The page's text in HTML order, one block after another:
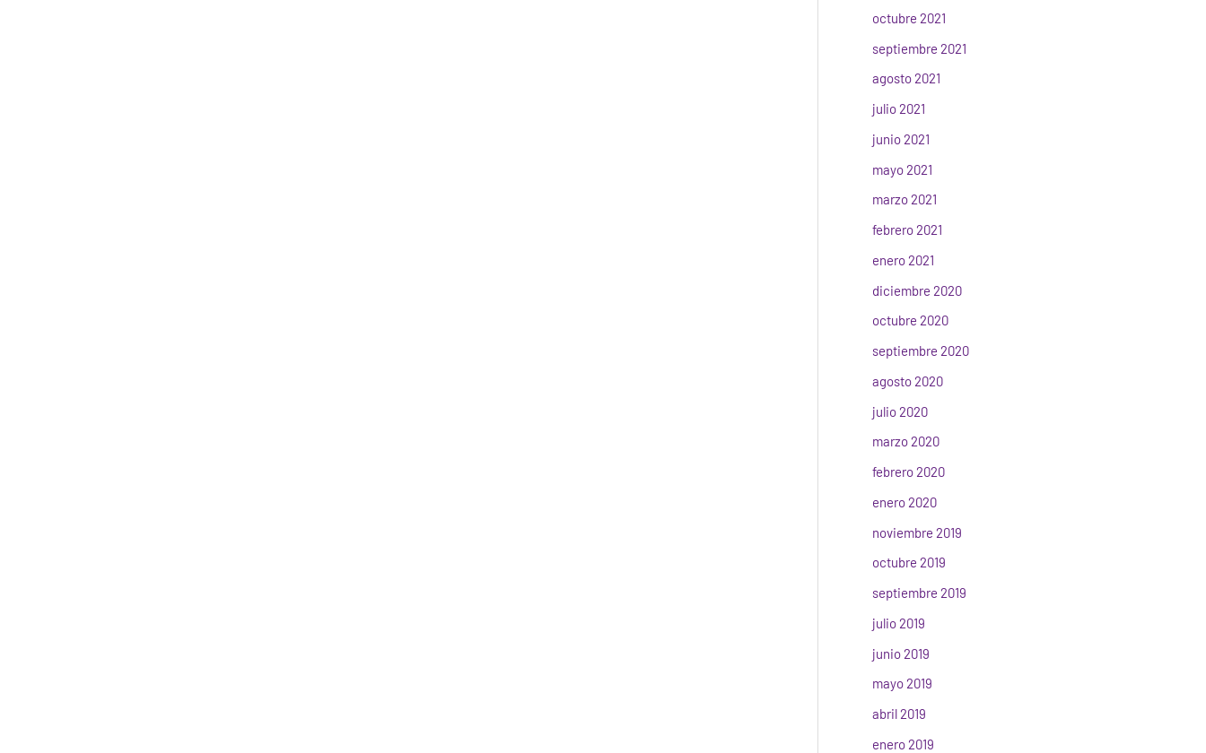
octubre 2021
septiembre 2021
agosto 2021
julio 2021
junio 2021
mayo 2021
marzo 2021
febrero 2021
enero 2021
diciembre 2020
octubre 2020
septiembre 2020
agosto 2020
julio 2020
marzo 2020
febrero 2020
enero 2020
noviembre 2019
octubre 2019
septiembre 2019
julio 2019
junio 2019
mayo 2019
abril 2019
enero 2019